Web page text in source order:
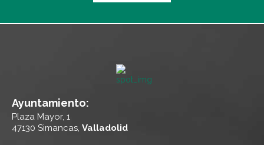
Ayuntamiento:
Plaza Mayor, 1
47130 Simancas, Valladolid